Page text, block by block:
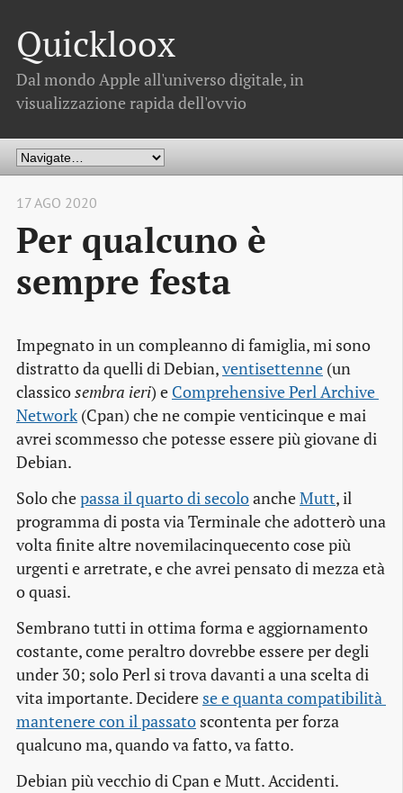
Quickloox
Dal mondo Apple all'universo digitale, in
visualizzazione rapida dell'ovvio
17 AGO 2020
Per qualcuno è
sempre festa
Impegnato in un compleanno di famiglia, mi sono
distratto da quelli di Debian,ventisettenne (un
classicosembra ieri) e Comprehensive Perl Archive
Network(Cpan) che ne compie venticinque e mai
avrei scommesso che potesse essere più giovane di
Debian.
Solo chepassa il quarto di secoloancheMutt, il
programma di posta via Terminale che adotterò una
volta finite altre novemilacinquecento cose più
urgenti e arretrate, e che avrei pensato di mezza età
o quasi.
Sembrano tutti in ottima forma e aggiornamento
costante, come peraltro dovrebbe essere per degli
under 30; solo Perl si trova davanti a una scelta di
vita importante. Decidere se e quanta compatibilità
mantenere con il passato scontenta per forza
qualcuno ma, quando va fatto, va fatto.
Debian più vecchio di Cpan e Mutt. Accidenti.